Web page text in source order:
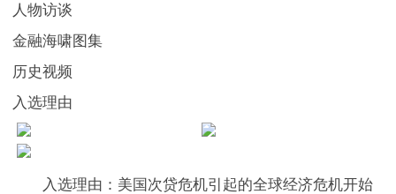
人物访谈
金融海啸图集
历史视频
入选理由
入选理由：美国次贷危机引起的全球经济危机开始